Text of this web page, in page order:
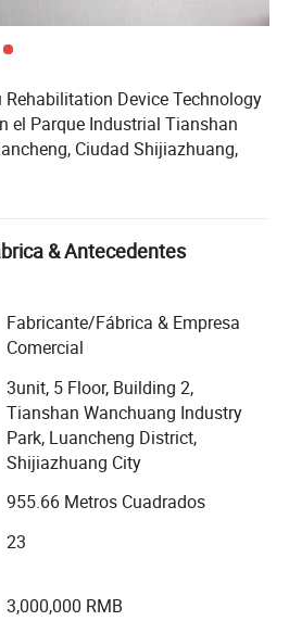
Device Technology
el Parque Industrial Tianshan
Ciudad Shijiazhuang,
hermoso, a sólo 20 minutos de
y a 45 minutos del
de investigación y
con experiencia profesional
extremidad artificial, producción
investigación y el desarrollo de
con nuestra propia fábrica de
de torno y mecanizado
de ensamblaje de alta
y nuestro propio laboratorio de
que ofrece una garantía para la
de alta tecnología y alta calidad;
de nuestra empresa incluyen
Los productos
& Antecedentes
Fabricante/Fábrica & Empresa
Comercial
3unit, 5 Floor, Building 2,
Tianshan Wanchuang Industry
Park, Luancheng District,
Shijiazhuang City
955.66 Metros Cuadrados
23
3,000,000 RMB